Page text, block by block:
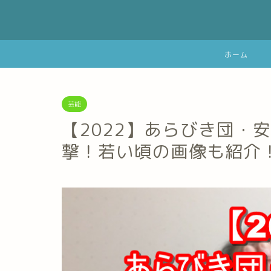
ホーム
芸能
【2022】あらびき団・
撃！若い頃の画像も紹介